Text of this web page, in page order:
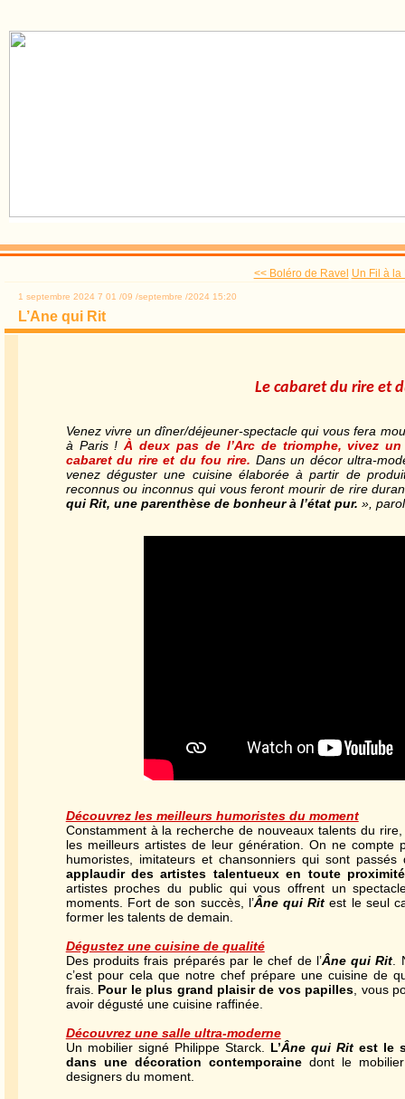
<< Boléro de Ravel Un Fil à la
1 septembre 2024 7 01 /09 /septembre /2024 15:20
L’Ane qui Rit
Le cabaret du rire et
Venez vivre un dîner/déjeuner-spectacle qui vous fera
à Paris !À deux pas de l’Arc de triomphe, vivez
cabaret du rire et du fou rire. Dans un décor ultra-
venez déguster une cuisine élaborée à partir de
reconnus ou inconnus qui vous feront mourir de rire
qui Rit, une parenthèse de bonheur à l’état pur. »,
Découvrez les meilleurs humoristes du moment
Constamment à la recherche de nouveaux talents du rire,
les meilleurs artistes de leur génération. On ne compte
humoristes, imitateurs et chansonniers qui sont
applaudir des artistes talentueux en toute
artistes proches du public qui vous offrent un
moments. Fort de son succès, l’Âne qui Rit est le seul
former les talents de demain.
Dégustez une cuisine de qualité
Des produits frais préparés par le chef de l’Âne qui Rit
c’est pour cela que notre chef prépare une cuisine de
frais. Pour le plus grand plaisir de vos papilles , vous
avoir dégusté une cuisine raffinée.
Découvrez une salle ultra-moderne
Un mobilier signé Philippe Starck. L’Âne qui Rit est le
dans une décoration contemporainedont le
designers du moment.